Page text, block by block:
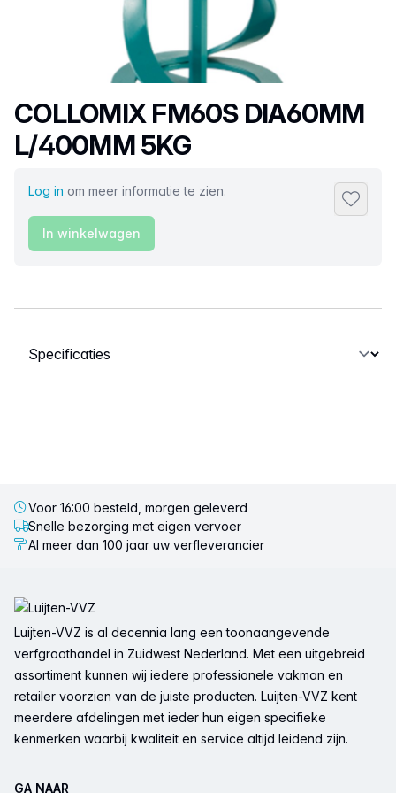
Productnaam
COLLOMIX FM60S DIA60MM
L/400MM 5KG
Log in om meer informatie te zien.
In winkelwagen
Selecteer een tabblad
Voor 16:00 besteld, morgen geleverd
Snelle bezorging met eigen vervoer
Al meer dan 100 jaar uw verfleverancier
Luijten-VVZ is al decennia lang een toonaangevende
verfgroothandel in Zuidwest Nederland. Met een uitgebreid
assortiment kunnen wij iedere professionele vakman en
retailer voorzien van de juiste producten. Luijten-VVZ kent
meerdere afdelingen met ieder hun eigen specifieke
kenmerken waarbij kwaliteit en service altijd leidend zijn.
GA NAAR